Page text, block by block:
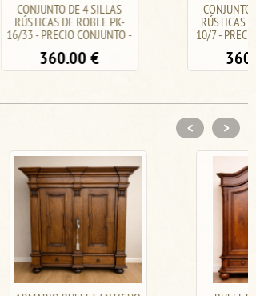
PK-
-
CONJUNTO DE 4 SILLAS
RÚSTICAS DE ROBLE PK-
10/7 - PRECIO CONJUNTO -
< >